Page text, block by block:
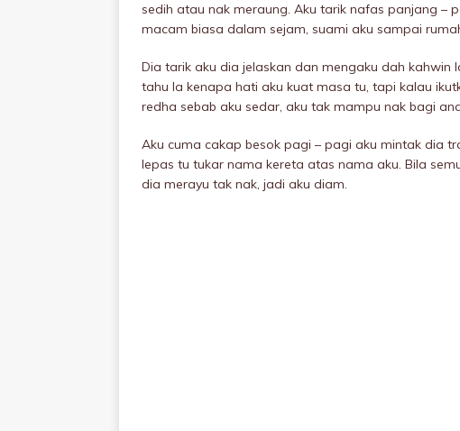
sedih atau nak meraung. Aku tarik nafas panjang –
macam biasa dalam sejam, suami aku sampai
Dia tarik aku dia jelaskan dan mengaku dah kahwin
tahu la kenapa hati aku kuat masa tu, tapi kalau
redha sebab aku sedar, aku tak mampu nak bagi
Aku cuma cakap besok pagi – pagi aku mintak dia
lepas tu tukar nama kereta atas nama aku. Bila
dia merayu tak nak, jadi aku diam.